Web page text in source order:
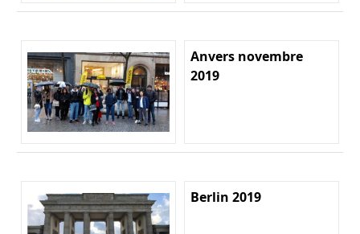
Anvers novembre
2019
Berlin 2019